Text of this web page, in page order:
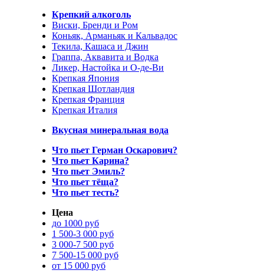
Крепкий алкоголь
Виски, Бренди и Ром
Коньяк, Арманьяк и Кальвадос
Текила, Кашаса и Джин
Граппа, Аквавита и Водка
Ликер, Настойка и О-де-Ви
Крепкая Япония
Крепкая Шотландия
Крепкая Франция
Крепкая Италия
Вкусная минеральная вода
Что пьет Герман Оскарович?
Что пьет Карина?
Что пьет Эмиль?
Что пьет тёща?
Что пьет тесть?
Цена
до 1000 руб
1 500-3 000 руб
3 000-7 500 руб
7 500-15 000 руб
от 15 000 руб